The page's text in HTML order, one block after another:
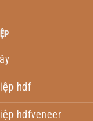
hdf
hdfveneer